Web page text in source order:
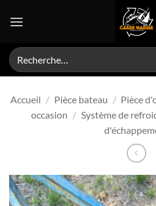
Recherche
pour :
Accueil / Pièce bateau / Pièce
occasion / Système de